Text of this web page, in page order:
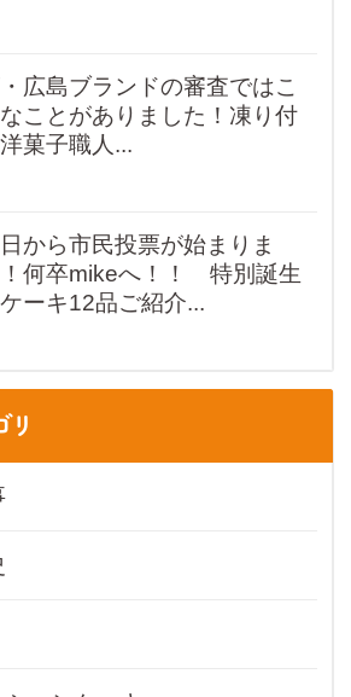
広島ブランドの審査ではこ
ことがありました！凍り付
洋菓子職人...
から市民投票が始まりま
何卒mikeへ！！ 特別誕生
ーキ12品ご紹介...